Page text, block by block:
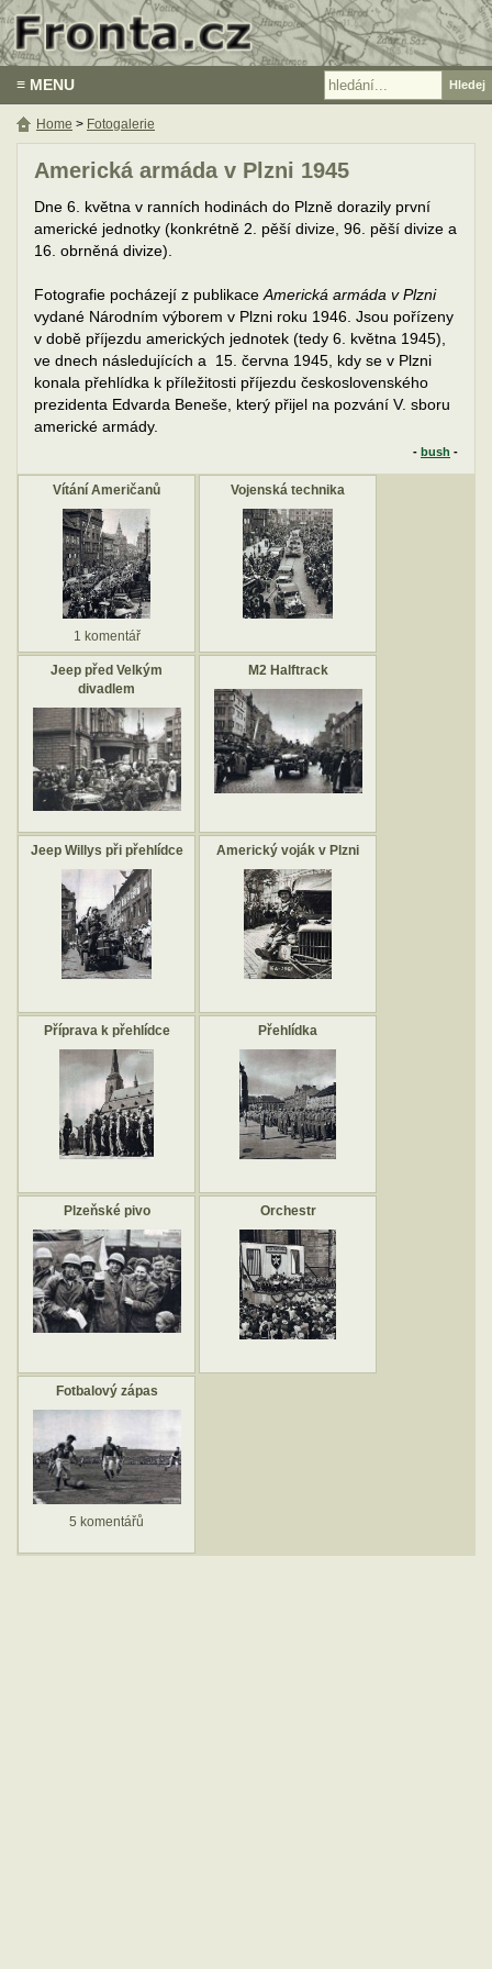
≡ MENU
Americká armáda v Plzni 1945
Dne 6. května v ranních hodinách do Plzně dorazily první
americké jednotky (konkrétně 2. pěší divize, 96. pěší divize a
16. obrněná divize).
Fotografie pocházejí z publikaceAmerická armáda v Plzni
vydané Národním výborem v Plzni roku 1946. Jsou pořízeny
v době příjezdu amerických jednotek (tedy 6. května 1945),
ve dnech následujících a 15. června 1945, kdy se v Plzni
konala přehlídka k příležitosti příjezdu československého
prezidenta Edvarda Beneše, který přijel na pozvání V. sboru
americké armády.
- bush -
Vítání Američanů
1 komentář
Vojenská technika
Jeep před Velkým
divadlem
M2 Halftrack
Jeep Willys při přehlídce Americký voják v Plzni
Příprava k přehlídce Přehlídka
Plzeňské pivo Orchestr
Fotbalový zápas
5 komentářů
Home > Fotogalerie